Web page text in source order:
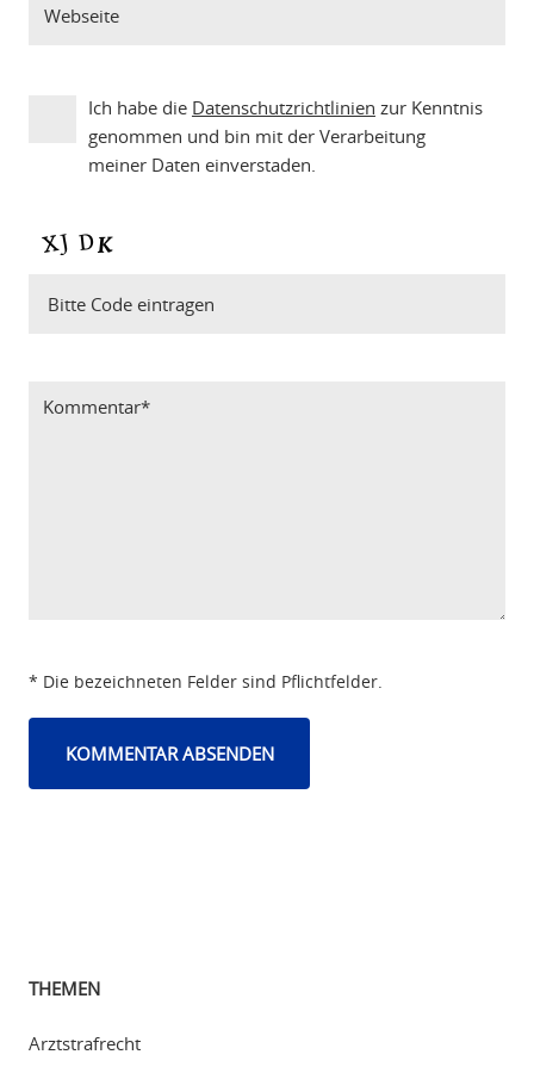
Ich habe die Datenschutzrichtlinien zur Kenntnis
genommen und bin mit der Verarbeitung
meiner Daten einverstaden.
* Die bezeichneten Felder sind Pflichtfelder.
THEMEN
Arztstrafrecht